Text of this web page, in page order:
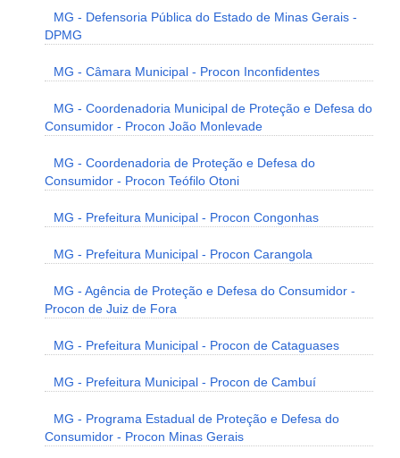
MG - Defensoria Pública do Estado de Minas Gerais -
DPMG
MG - Câmara Municipal - Procon Inconfidentes
MG - Coordenadoria Municipal de Proteção e Defesa do
Consumidor - Procon João Monlevade
MG - Coordenadoria de Proteção e Defesa do
Consumidor - Procon Teófilo Otoni
MG - Prefeitura Municipal - Procon Congonhas
MG - Prefeitura Municipal - Procon Carangola
MG - Agência de Proteção e Defesa do Consumidor -
Procon de Juiz de Fora
MG - Prefeitura Municipal - Procon de Cataguases
MG - Prefeitura Municipal - Procon de Cambuí
MG - Programa Estadual de Proteção e Defesa do
Consumidor - Procon Minas Gerais